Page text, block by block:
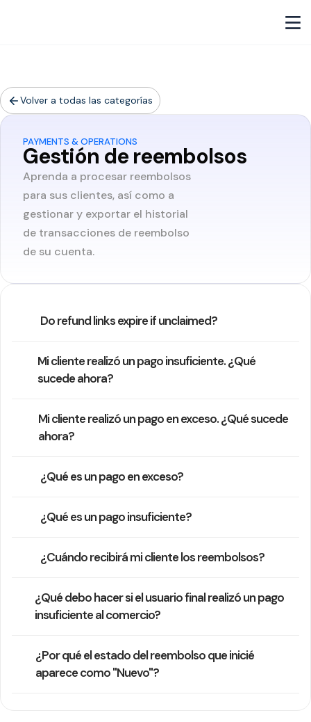
Volver a todas las categorías
PAYMENTS & OPERATIONS
Gestión de reembolsos
Aprenda a procesar reembolsos
para sus clientes, así como a
gestionar y exportar el historial
de transacciones de reembolso
de su cuenta.
Do refund links expire if unclaimed?
Mi cliente realizó un pago insuficiente. ¿Qué
sucede ahora?
Mi cliente realizó un pago en exceso. ¿Qué sucede
ahora?
¿Qué es un pago en exceso?
¿Qué es un pago insuficiente?
¿Cuándo recibirá mi cliente los reembolsos?
¿Qué debo hacer si el usuario final realizó un pago
insuficiente al comercio?
¿Por qué el estado del reembolso que inicié
aparece como "Nuevo"?